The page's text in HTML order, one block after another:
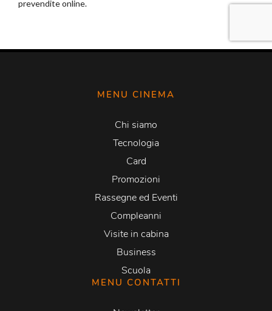
MENU CINEMA
Chi siamo
Tecnologia
Card
Promozioni
Rassegne ed Eventi
Compleanni
Visite in cabina
Business
Scuola
MENU CONTATTI